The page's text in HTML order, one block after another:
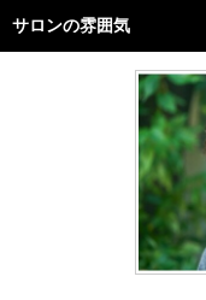
サロンの雰囲気